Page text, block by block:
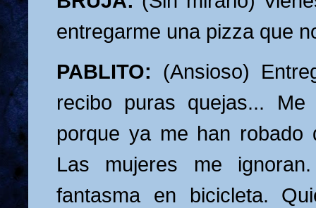
entregarme una pizza que
PABLITO: (Ansioso)
recibo puras quejas...
porque ya me han robado
Las mujeres me
fantasma en bicicleta.